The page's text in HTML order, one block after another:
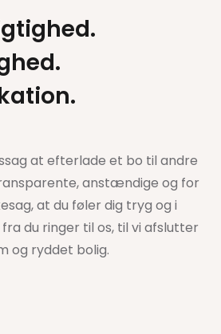
at efterlade et bo til andre
anstændige og for
at du føler dig tryg og i
du ringer til os, til vi afslutter
og ryddet bolig.